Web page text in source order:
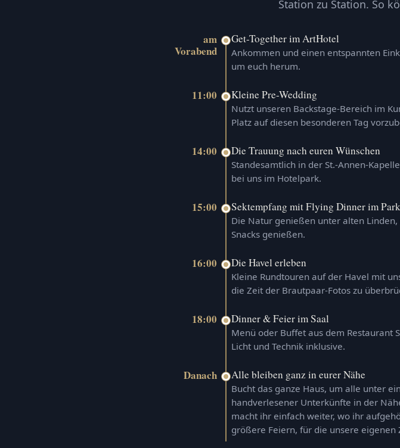
Station zu Station. So
am
Vorabend
Get-Together im ArtHotel
Ankommen und einen entspannten
um euch herum.
11:00 Kleine Pre-Wedding
Nutzt unseren Backstage-Bereich im
Platz auf diesen besonderen Tag
14:00 Die Trauung nach euren Wünschen
Standesamtlich in der St.-Annen-
bei uns im Hotelpark.
15:00 Sektempfang mit Flying Dinner im Park
Die Natur genießen unter alten
Snacks genießen.
16:00 Die Havel erleben
Kleine Rundtouren auf der Havel mit
die Zeit der Brautpaar-Fotos zu
18:00 Dinner & Feier im Saal
Menü oder Buffet aus dem Restaurant
Licht und Technik inklusive.
Danach Alle bleiben ganz in eurer Nähe
Bucht das ganze Haus, um alle unter
handverlesener Unterkünfte in der
macht ihr einfach weiter, wo ihr
größere Feiern, für die unsere